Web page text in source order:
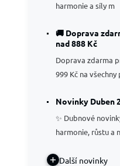
harmonie a síly m
🚚 Doprava
nad 888 Kč
Doprava zdarma
999 Kč na všechny
Novinky Duben
✨ Dubnové
harmonie, růstu a
Další novinky